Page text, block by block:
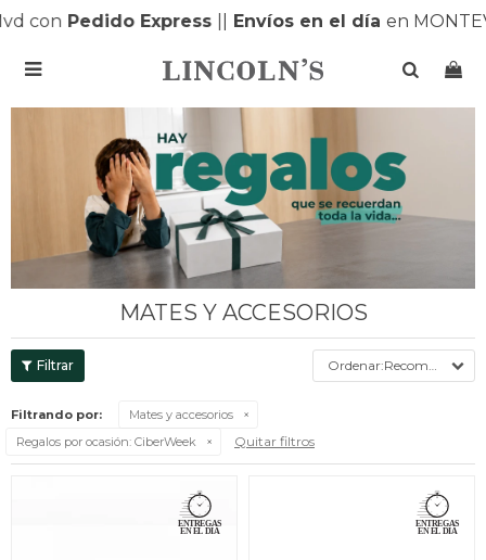
Pedido Express||Envíos en el díaen

MATES Y ACCESORIOS
Recomendados
Filtrando por:
Mates y accesorios
Regalos por ocasión: CiberWeek Quitar filtros